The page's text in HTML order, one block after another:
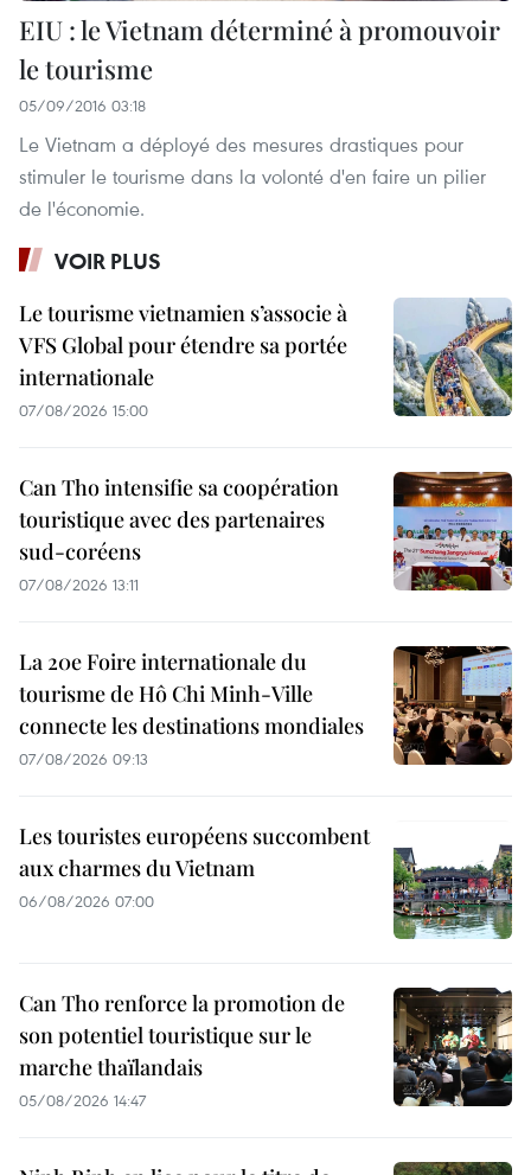
EIU : le Vietnam déterminé à promouvoir
le tourisme
05/09/2016 03:18
Le Vietnam a déployé des mesures drastiques pour
stimuler le tourisme dans la volonté d'en faire un pilier
de l'économie.
VOIR PLUS
Le tourisme vietnamien s’associe à
VFS Global pour étendre sa portée
internationale
07/08/2026 15:00
Can Tho intensifie sa coopération
touristique avec des partenaires
sud-coréens
07/08/2026 13:11
La 20e Foire internationale du
tourisme de Hô Chi Minh-Ville
connecte les destinations mondiales
07/08/2026 09:13
Les touristes européens succombent
aux charmes du Vietnam
06/08/2026 07:00
Can Tho renforce la promotion de
son potentiel touristique sur le
marche thaïlandais
05/08/2026 14:47